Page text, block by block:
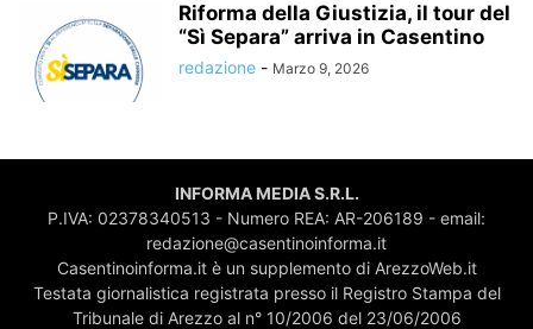
Riforma della Giustizia, il tour del
“Sì Separa” arriva in Casentino
redazione - Marzo 9, 2026
INFORMA MEDIA S.R.L.
P.IVA: 02378340513 - Numero REA: AR-206189 - email:
redazione@casentinoinforma.it
Casentinoinforma.it è un supplemento di ArezzoWeb.it
Testata giornalistica registrata presso il Registro Stampa del
Tribunale di Arezzo al n° 10/2006 del 23/06/2006